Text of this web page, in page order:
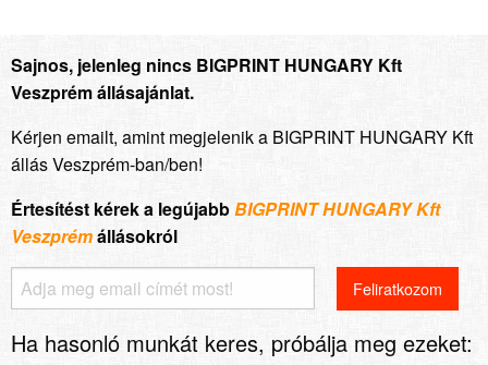
Sajnos, jelenleg nincs BIGPRINT HUNGARY Kft
Veszprém állásajánlat.
Kérjen emailt, amint megjelenik a BIGPRINT HUNGARY Kft
állás Veszprém-ban/ben!
Értesítést kérek a legújabb BIGPRINT HUNGARY Kft
Veszprémállásokról
Ha hasonló munkát keres, próbálja meg ezeket: